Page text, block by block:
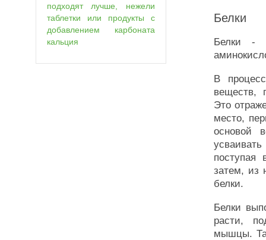
подходят лучше, нежели
таблетки или продукты с
добавлением карбоната
кальция
Белки
Белки -
В
веществ,
Это
место,
основой
затем, из
белки.
Белки
расти,
мышцы.